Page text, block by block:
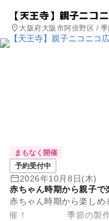
【天王寺】親子ニコ
大阪府大阪市阿倍野区 /
かイベント , ミニイベント
まもなく開催
予約受付中
2026年10月8日(木)
赤ちゃん時期から親子で
赤ちゃん時期から楽しめ
催！ 季節の製作（